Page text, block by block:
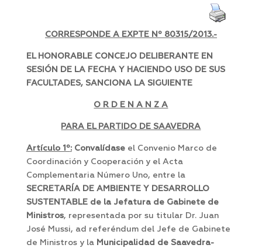
CORRESPONDE A EXPTE Nº 80315/2013.-
EL HONORABLE CONCEJO DELIBERANTE EN
SESIÓN DE LA FECHA Y HACIENDO USO DE SUS
FACULTADES, SANCIONA LA SIGUIENTE
O R D E N A N Z A
PARA EL PARTIDO DE SAAVEDRA
Artículo 1º: Convalídaseel Convenio Marco de
Coordinación y Cooperación y el Acta
Complementaria Número Uno, entre la
SECRETARÍA DE AMBIENTE Y DESARROLLO
SUSTENTABLE de la Jefatura de Gabinete de
Ministros, representada por su titular Dr. Juan
José Mussi, ad referéndum del Jefe de Gabinete
de Ministros y la Municipalidad de Saavedra-